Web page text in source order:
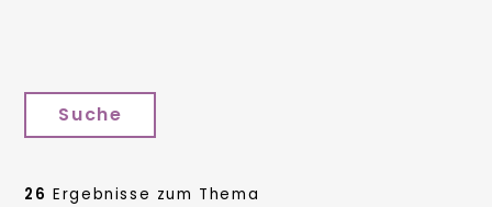
Suche
26 Ergebnisse zum Thema